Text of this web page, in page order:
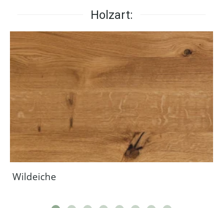
Holzart:
Wildeiche